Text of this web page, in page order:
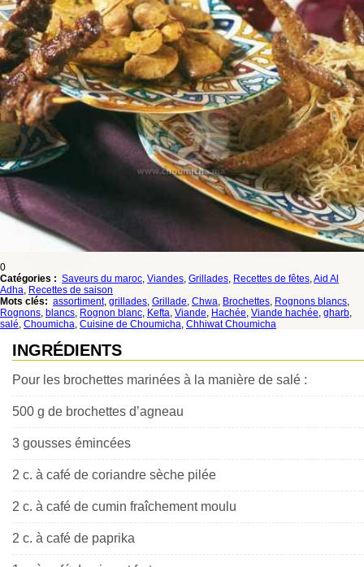
0
Catégories : Saveurs du maroc, Viandes, Grillades, Recettes de fêtes,Aid Al
Adha, Recettes de saison
Mots clés: assortiment, grillades, Grillade, Chwa, Brochettes, Rognons blancs,
Rognons, blancs, Rognon blanc, Kefta, Viande, Hachée, Viande hachée, gharb,
salé, Choumicha, Cuisine de Choumicha, Chhiwat Choumicha
INGRÉDIENTS
Pour les brochettes marinées à la manière de salé :
500 g de brochettes d’agneau
3 gousses émincées
2 c. à café de coriandre sèche pilée
2 c. à café de cumin fraîchement moulu
2 c. à café de paprika